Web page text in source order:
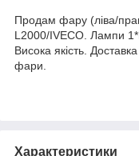
Продам фару (ліва/
L2000/IVECO. Лампи
Висока якість.
фари.
Характеристики